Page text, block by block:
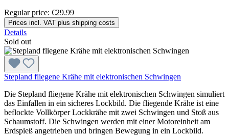
Regular price: €29.99
Prices incl. VAT plus shipping costs
Details
Sold out
Stepland fliegene Krähe mit elektronischen Schwingen
Die Stepland fliegene Krähe mit elektronischen Schwingen simuliert
das Einfallen in ein sicheres Lockbild. Die fliegende Krähe ist eine
beflockte Vollkörper Lockkrähe mit zwei Schwingen und Stoß aus
Schaumstoff. Die Schwingen werden mit einer Motoreinheit am
Erdspieß angetrieben und bringen Bewegung in ein Lockbild.